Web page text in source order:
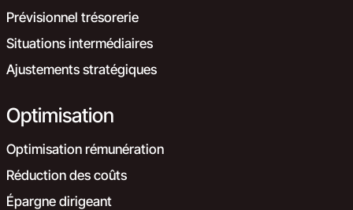
Prévisionnel trésorerie
Situations intermédiaires
Ajustements stratégiques
Optimisation
Optimisation rémunération
Réduction des coûts
Épargne dirigeant